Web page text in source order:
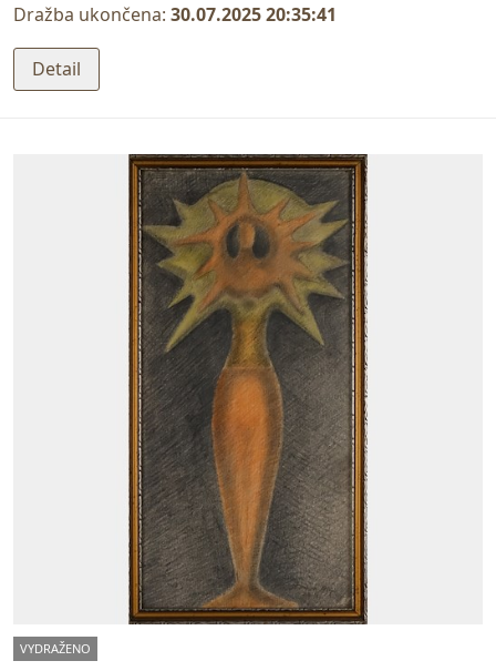
Dražba ukončena: 30.07.2025 20:35:41
Detail
VYDRAŽENO